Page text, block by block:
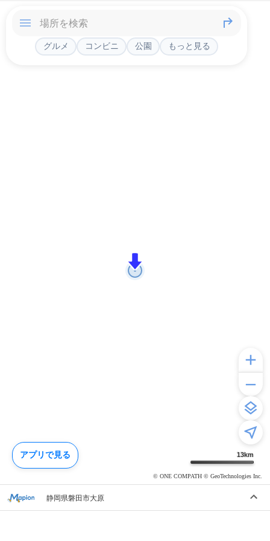
13km
© ONE COMPATH © GeoTechnologies Inc.
グルメ コンビニ 公園 もっと見る
静岡県磐田市大原
アプリで見る